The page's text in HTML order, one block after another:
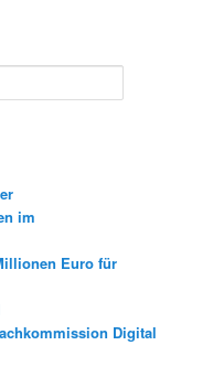
im
Euro für
Digital